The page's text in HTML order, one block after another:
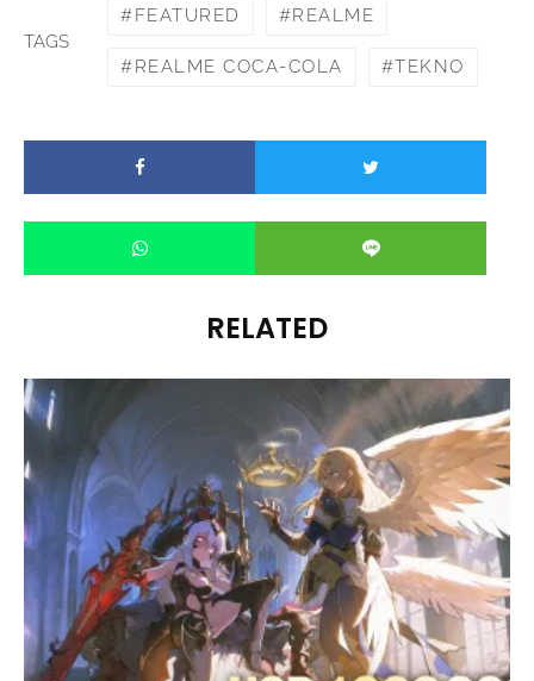
TAGS
FEATURED REALME
REALME COCA-COLA TEKNO
RELATED